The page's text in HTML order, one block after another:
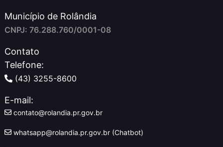
Município de Rolândia
CNPJ: 76.288.760/0001-08
Contato
Telefone:
(43) 3255-8600
E-mail:
contato@rolandia.pr.gov.br
whatsapp@rolandia.pr.gov.br (Chatbot)